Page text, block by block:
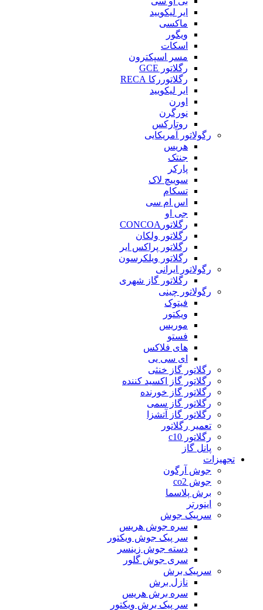
ایر لیکویید
ماکسی
ویگور
اسکات
مسر اسپکترون
رگلاتور GCE
رگلاتوررکا RECA
ایر لیکویید
اورن
نورگرن
روتارکس
رگولاتور آمریکایی
هریس
جنتک
پارکر
سوییچ لاک
تسکام
اس ام سی
جی او
رگلاتورCONCOA
رگلاتور ولکان
رگلاتور پراکس ایر
رگلاتور ویلکرسون
رگولاتور ایرانی
رگلاتور گاز شهری
رگولاتور چینی
فیتوک
ویکتور
موریس
فستو
های فلاکس
ای سی یی
رگلاتور گاز خنثی
رگلاتور گاز اکسید کننده
رگلاتور گاز خورنده
رگلاتور گاز سمی
رگلاتور گاز آتشزا
تعمیر رگلاتور
رگلاتور c10
پانل گاز
تجهیزات
جوش آرگون
جوش co2
برش پلاسما
اینورتر
سرپیک جوش
سره جوش هریس
سر پیک جوش ویکتور
دسته جوش زینسر
سری جوش گلور
سرپیک برش
نازل برش
سره برش هریس
سر پیک برش ویکتور